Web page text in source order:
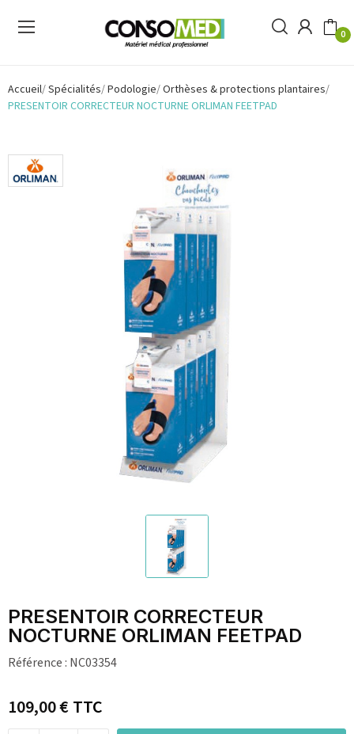
0
Accueil Spécialités Podologie Orthèses & protections plantaires
PRESENTOIR CORRECTEUR NOCTURNE ORLIMAN FEETPAD
PRESENTOIR CORRECTEUR
NOCTURNE ORLIMAN FEETPAD
Référence : NC03354
109,00 €TTC